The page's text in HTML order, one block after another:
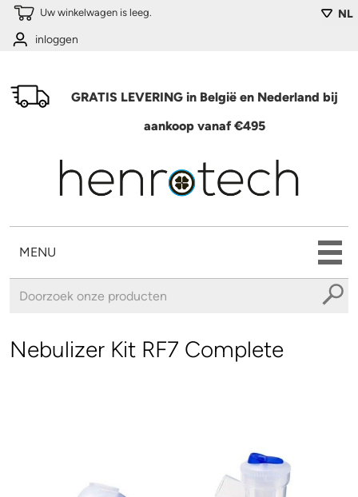
Overslaan en naar de algemene inhoud gaan NL
Uw winkelwagen is leeg.
inloggen
GRATIS LEVERING in België en Nederland bij
aankoop vanaf €495
MENU
Nebulizer Kit RF7 Complete